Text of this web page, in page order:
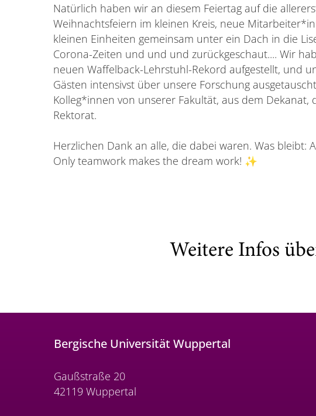
Natürlich haben wir an diesem Feiertag auf die
Weihnachtsfeiern im kleinen Kreis, neue
kleinen Einheiten gemeinsam unter ein Dach in die
Corona-Zeiten und und und zurückgeschaut.... Wir
neuen Waffelback-Lehrstuhl-Rekord aufgestellt, und
Gästen intensivst über unsere Forschung
Kolleg*innen von unserer Fakultät, aus dem Dekanat,
Rektorat.
Herzlichen Dank an alle, die dabei waren. Was bleibt:
Only teamwork makes the dream work! ✨
Weitere Infos
Bergische Universität Wuppertal
Gaußstraße 20
42119 Wuppertal